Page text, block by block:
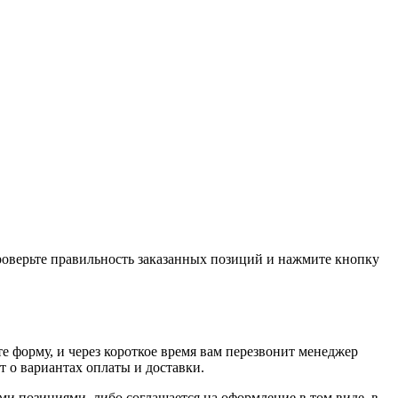
правильность заказанных позиций и нажмите кнопку
и через короткое время вам перезвонит менеджер
о вариантах оплаты и доставки.